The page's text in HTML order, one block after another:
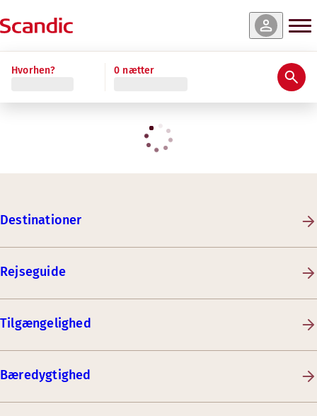
Hvorhen? 0 nætter
Destinationer
Rejseguide
Tilgængelighed
Bæredygtighed